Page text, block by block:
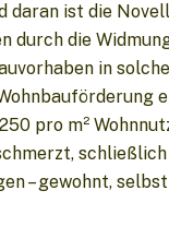
daran ist die
durch die
in
pro m²
– gewohnt,